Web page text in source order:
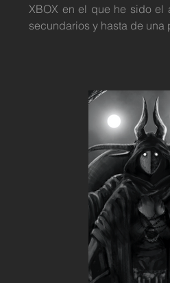
XBOX en el que he sido el
secundarios y hasta de